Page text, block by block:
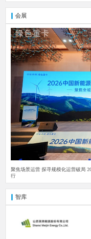
会展
聚焦场景运营 探寻规模化运营破局
行
智库